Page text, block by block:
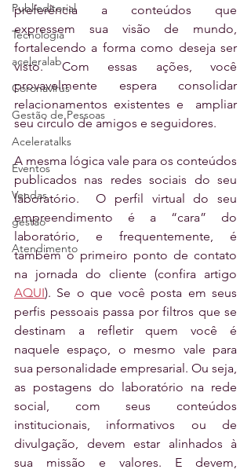
Publieditorial
Tecnologia
aceleralab
Coronavírus
Gestão de Pessoas
Aceleratalks
Eventos
Vendas
gestão
Atendimento
preferência a conteúdos que
expressem sua visão de mundo,
fortalecendo a forma como deseja ser
visto. Com essas ações, você
provavelmente espera consolidar
relacionamentos existentes e  ampliar
seu círculo de amigos e seguidores.
A mesma lógica vale para os conteúdos
publicados nas redes sociais do seu
laboratório.  O perfil virtual do seu
empreendimento é a “cara” do
laboratório, e frequentemente, é
também o primeiro ponto de contato
AQUI). Se o que você posta em seus
perfis pessoais passa por filtros que se
destinam a refletir quem você é
naquele espaço, o mesmo vale para
sua personalidade empresarial. Ou seja,
as postagens do laboratório na rede
social, com seus conteúdos
institucionais, informativos ou de
divulgação, devem estar alinhados à
sua missão e valores. E devem,